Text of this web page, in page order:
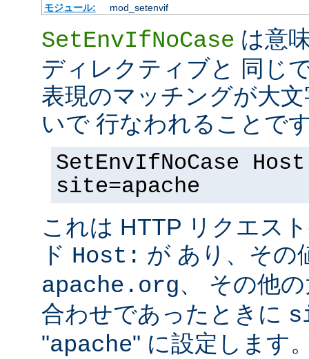
モジュール:
mod_setenvif
SetEnvIfNoCase は意
ディレクティブと 同じ
表現のマッチングが大
いで 行なわれることで
SetEnvIfNoCase
site=apache
これは HTTP リクエス
ド Host: が あり、その
apache.org、 その他
合わせであったときに
"apache" に設定します